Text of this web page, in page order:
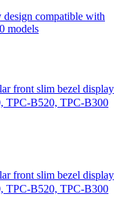
compatible with
models
front slim bezel display
TPC-B520, TPC-B300
front slim bezel display
TPC-B520, TPC-B300